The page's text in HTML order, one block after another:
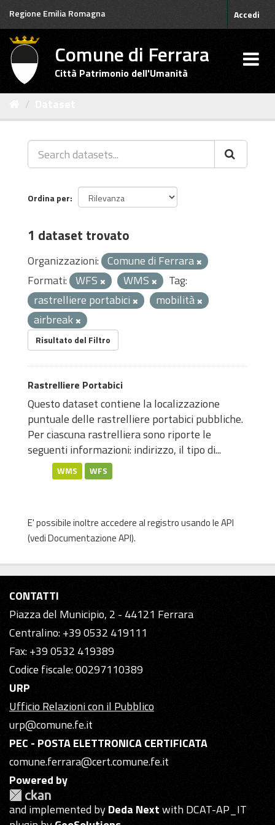
Salta
contenuto
Regione Emilia Romagna Accedi
Comune di Ferrara
Città Patrimonio dell'Umanità
Ordina per
1 dataset trovato
Organizzazioni: Comune di Ferrara
Formati: WFS WMS
Tag:
rastrelliere portabici
mobilità
airbreak
Risultato del Filtro
Rastrelliere Portabici
Questo dataset contiene la localizzazione
puntuale delle rastrelliere portabici pubbliche.
Per ciascuna rastrelliera sono riporte le
seguenti informazioni: indirizzo, il tipo di...
WMS WFS
E' possibile inoltre accedere al registro usando leAPI
(vediDocumentazione API).
CONTATTI
Piazza del Municipio, 2 - 44121 Ferrara
Centralino: +39 0532 419111
Fax: +39 0532 419389
Codice fiscale: 00297110389
URP
Ufficio Relazioni con il Pubblico
urp@comune.fe.it
PEC - POSTA ELETTRONICA CERTIFICATA
comune.ferrara@cert.comune.fe.it
Powered by
and implemented byDeda Nextwith DCAT-AP_IT